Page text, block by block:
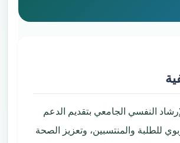
النفسي الجامعي بتقديم الدعم
للطلبة والمنتسبين، وتعزيز الصحة